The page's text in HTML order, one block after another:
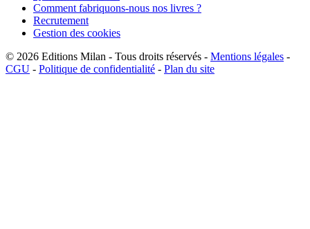
Comment fabriquons-nous nos livres ?
Recrutement
Gestion des cookies
© 2026 Editions Milan - Tous droits réservés - Mentions légales -
CGU - Politique de confidentialité - Plan du site